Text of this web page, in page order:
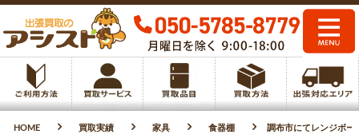
HOME 買取実績 家具 食器棚 調布市にてレンジボー